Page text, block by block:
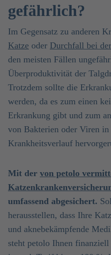
gefährlich?
Im Gegensatz zu anderen
Katze oder Durchfall bei
den meisten Fällen
Überproduktivität der
Trotzdem sollte die
werden, da es zum einen
Erkrankung gibt und zum
von Bakterien oder Viren
Krankheitsverlauf
Mit der von petolo
umfassend abgesichert.
herausstellen, dass Ihre
und aknebekämpfende
steht petolo Ihnen